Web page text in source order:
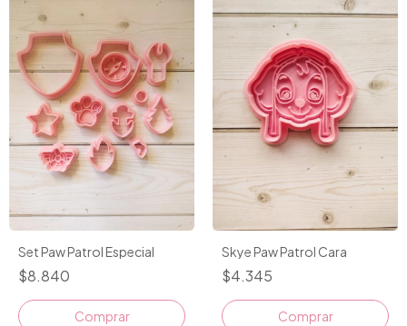
Set Paw Patrol Especial
$8.840
Skye Paw Patrol Cara
$4.345
Comprar